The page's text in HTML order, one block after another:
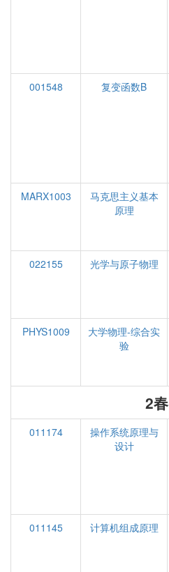
001548
复变函数B
MARX1003
马克思主义基本
原理
022155
光学与原子物理
PHYS1009
大学物理-综合实
验
2春
011174
操作系统原理与
设计
011145
计算机组成原理